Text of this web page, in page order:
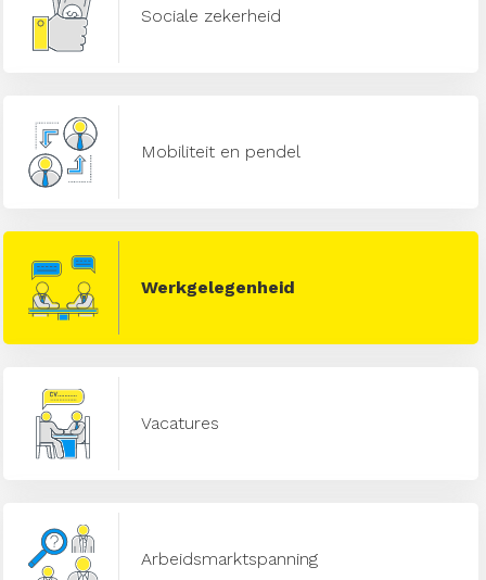
Sociale zekerheid
Mobiliteit en pendel
Werkgelegenheid
Vacatures
Arbeidsmarktspanning